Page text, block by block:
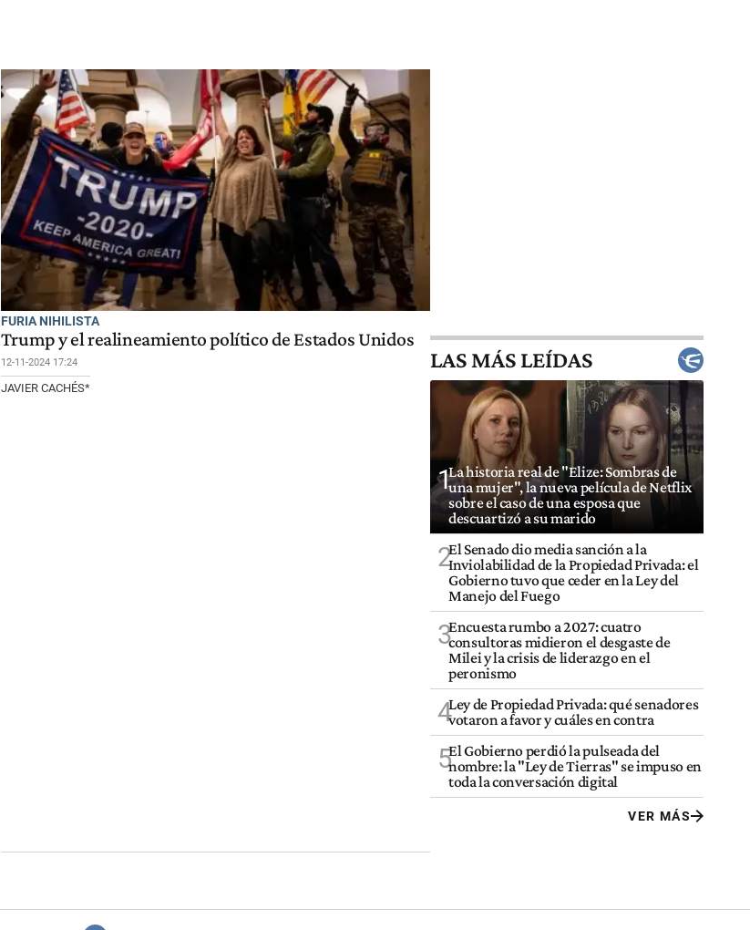
FURIA NIHILISTA
Trump y el realineamiento político de Estados Unidos
12-11-2024 17:24
JAVIER CACHÉS*
LAS MÁS LEÍDAS
1La historia real de "Elize: Sombras de
una mujer", la nueva película de Netflix
sobre el caso de una esposa que
descuartizó a su marido
2El Senado dio media sanción a la
Inviolabilidad de la Propiedad Privada: el
Gobierno tuvo que ceder en la Ley del
Manejo del Fuego
3Encuesta rumbo a 2027: cuatro
consultoras midieron el desgaste de
Milei y la crisis de liderazgo en el
peronismo
4Ley de Propiedad Privada: qué senadores
votaron a favor y cuáles en contra
5El Gobierno perdió la pulseada del
nombre: la "Ley de Tierras" se impuso en
toda la conversación digital
VER MÁS